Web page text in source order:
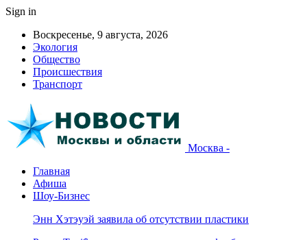
Sign in
Воскресенье, 9 августа, 2026
Экология
Общество
Происшествия
Транспорт
Москва -
Главная
Афиша
Шоу-Бизнес
Энн Хэтэуэй заявила об отсутствии пластики